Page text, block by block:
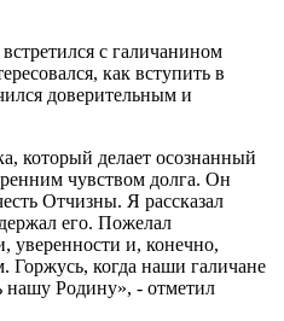
с галичанином
как вступить в
доверительным и
который делает осознанный
чувством долга. Он
Отчизны. Я рассказал
его. Пожелал
уверенности и, конечно,
Горжусь, когда наши галичане
нашу Родину», - отметил